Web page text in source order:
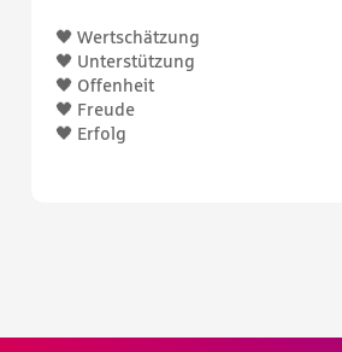
🖤 Wertschätzung
🖤 Unterstützung
🖤 Offenheit
🖤 Freude
🖤 Erfolg